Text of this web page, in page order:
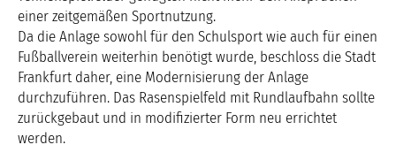
einer zeitgemäßen Sportnutzung.
Da die Anlage sowohl für den Schulsport wie auch für einen
Fußballverein weiterhin benötigt wurde, beschloss die Stadt
Frankfurt daher, eine Modernisierung der Anlage
durchzuführen. Das Rasenspielfeld mit Rundlaufbahn sollte
zurückgebaut und in modifizierter Form neu errichtet
werden.